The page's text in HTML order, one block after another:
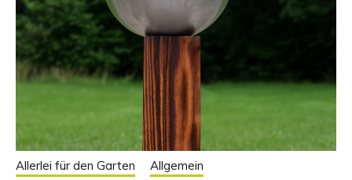
Allerlei für den Garten Allgemein